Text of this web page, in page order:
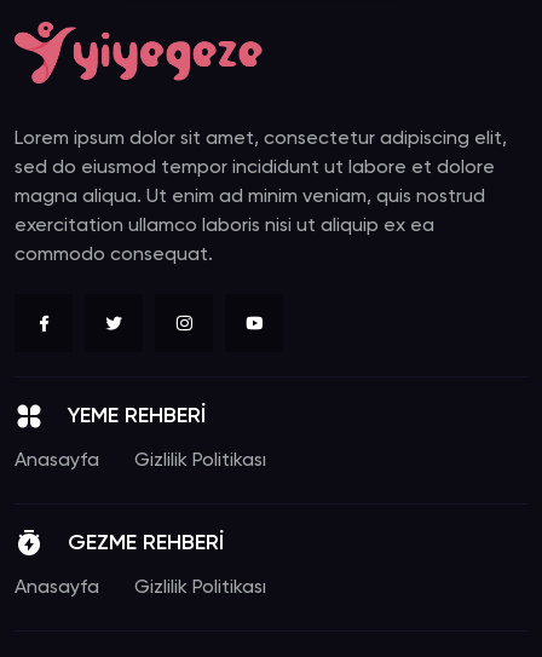
Lorem ipsum dolor sit amet, consectetur adipiscing elit,
sed do eiusmod tempor incididunt ut labore et dolore
magna aliqua. Ut enim ad minim veniam, quis nostrud
exercitation ullamco laboris nisi ut aliquip ex ea
commodo consequat.
YEME REHBERİ
Anasayfa Gizlilik Politikası
GEZME REHBERİ
Anasayfa Gizlilik Politikası